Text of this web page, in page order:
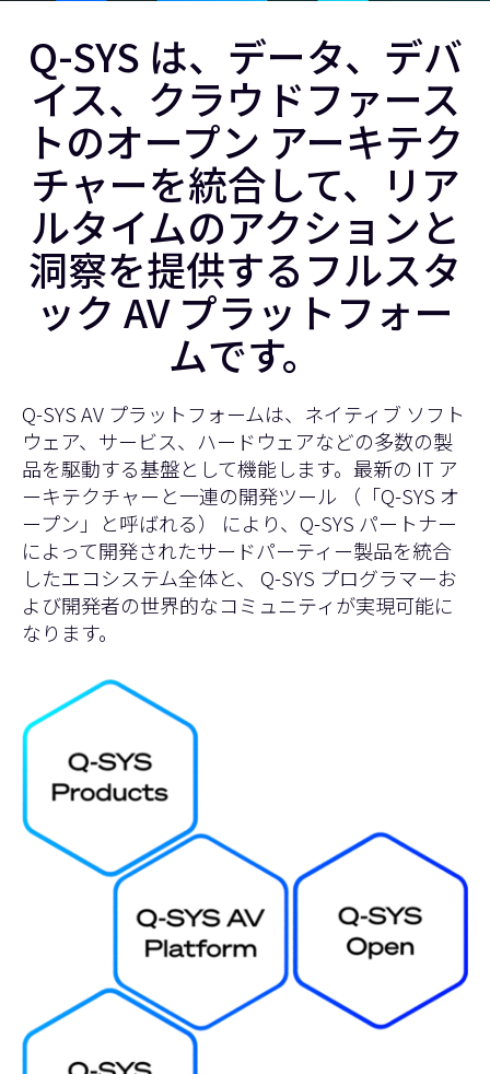
Q-SYS は、データ、デバ
イス、クラウドファース
トのオープン アーキテク
チャーを統合して、リア
ルタイムのアクションと
洞察を提供するフルスタ
ック AV プラットフォー
ムです。
Q-SYS AV プラットフォームは、ネイティブ ソフト
ウェア、サービス、ハードウェアなどの多数の製
品を駆動する基盤として機能します。最新の IT ア
ーキテクチャーと一連の開発ツール （「Q-SYS オ
ープン」と呼ばれる） により、Q-SYS パートナー
によって開発されたサードパーティー製品を統合
したエコシステム全体と、 Q-SYS プログラマーお
よび開発者の世界的なコミュニティが実現可能に
なります。